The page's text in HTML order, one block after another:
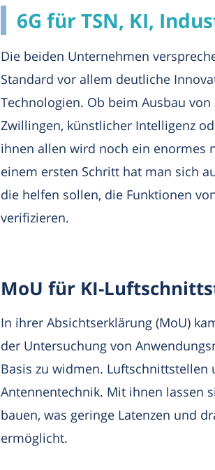
6G für TSN, KI,
Die beiden Unternehmen
Standard vor allem deutliche
Technologien. Ob beim Ausbau
Zwillingen, künstlicher Intelligenz
ihnen allen wird noch ein enormes
einem ersten Schritt hat man sich
die helfen sollen, die Funktionen
verifizieren.
MoU für KI-
In ihrer Absichtserklärung (MoU)
der Untersuchung von
Basis zu widmen. Luftschnittstellen
Antennentechnik. Mit ihnen lassen
bauen, was geringe Latenzen und
ermöglicht.